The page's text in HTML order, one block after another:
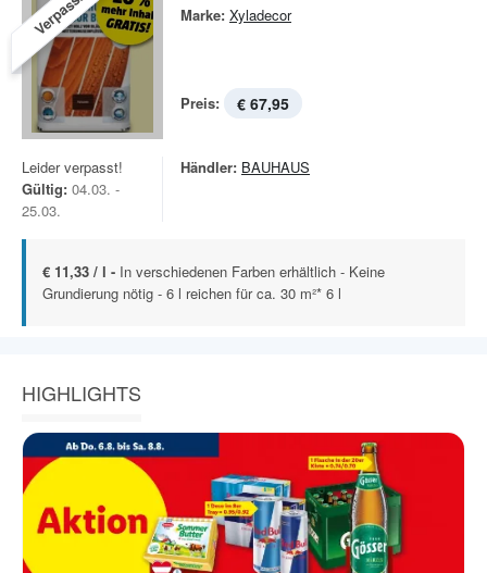
Verpasst! Marke: Xyladecor
Preis: € 67,95
Leider verpasst!
Gültig: 04.03. -
25.03.
Händler: BAUHAUS
€ 11,33 / l - In verschiedenen Farben erhältlich - Keine
Grundierung nötig - 6 l reichen für ca. 30 m²* 6 l
HIGHLIGHTS